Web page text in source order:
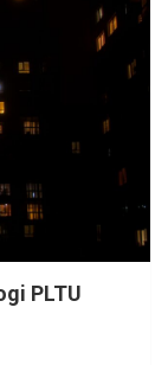
PLTU